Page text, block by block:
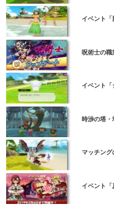
イベント
呪術士の職
イベント「
時渉の塔・
マッチング
イベント「